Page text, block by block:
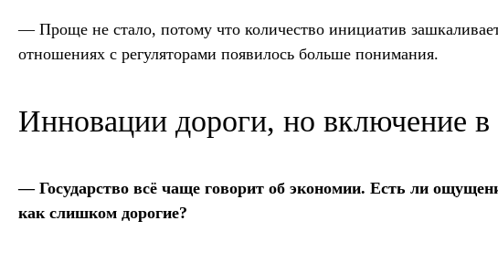
— Проще не стало, потому что количество инициатив
отношениях с регуляторами появилось больше понимания.
Инновации дороги, но включение
— Государство всё чаще говорит об экономии. Есть ли
как слишком дорогие?